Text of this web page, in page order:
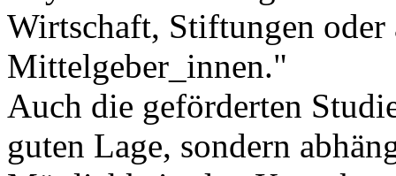
Wirtschaft, Stiftungen oder
Mittelgeber_innen."
Auch die geförderten
guten Lage, sondern